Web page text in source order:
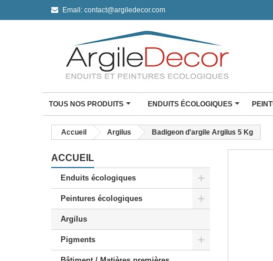
Email: contact@argiledecor.com
TOUS NOS PRODUITS
ENDUIT À L'ARGILE
Enduit à l'argile Argil Deco
CLAYSTONE BÉTON CIRÉ
Kit Claystone murs
ENDUITS ÉCOLOGIQUES
Accueil Argilus Badigeon d'argile Argilus 5 Kg
ACCUEIL
Enduits écologiques
Peintures écologiques
Argilus
Pigments